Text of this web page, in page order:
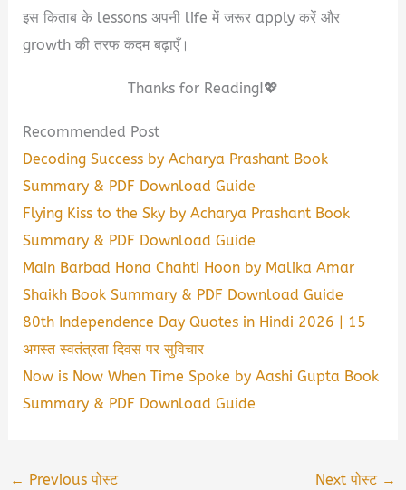
इस किताब के lessons अपनी life में जरूर apply करें और
growth की तरफ कदम बढ़ाएँ।
Thanks for Reading!💖
Recommended Post
Decoding Success by Acharya Prashant Book
Summary & PDF Download Guide
Flying Kiss to the Sky by Acharya Prashant Book
Summary & PDF Download Guide
Main Barbad Hona Chahti Hoon by Malika Amar
Shaikh Book Summary & PDF Download Guide
80th Independence Day Quotes in Hindi 2026 | 15
अगस्त स्वतंत्रता दिवस पर सुविचार
Now is Now When Time Spoke by Aashi Gupta Book
Summary & PDF Download Guide
← Previous पोस्ट Next पोस्ट →